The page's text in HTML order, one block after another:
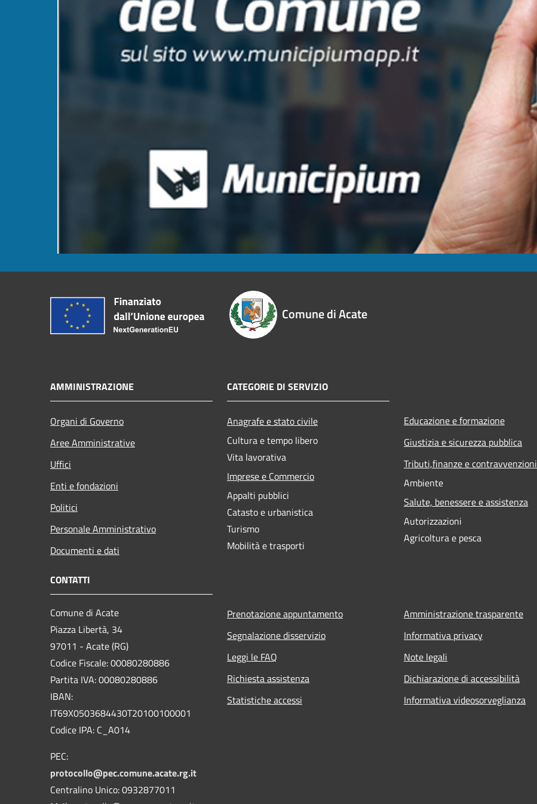
Comune di Acate
AMMINISTRAZIONE
Organi di Governo
Aree Amministrative
Uffici
Enti e fondazioni
Politici
Personale Amministrativo
Documenti e dati
CATEGORIE DI SERVIZIO
Anagrafe e stato civile
Cultura e tempo libero
Vita lavorativa
Imprese e Commercio
Appalti pubblici
Catasto e urbanistica
Turismo
Mobilità e trasporti
Educazione e formazione
Giustizia e sicurezza pubblica
Tributi,finanze e contravvenzioni
Ambiente
Salute, benessere e assistenza
Autorizzazioni
Agricoltura e pesca
CONTATTI
Comune di Acate
Piazza Libertà, 34
97011 - Acate (RG)
Codice Fiscale: 00080280886
Partita IVA: 00080280886
IBAN:
IT69X0503684430T20100100001
Codice IPA: C_A014
PEC:
protocollo@pec.comune.acate.rg.it
Centralino Unico: 0932877011
Prenotazione appuntamento
Segnalazione disservizio
Leggi le FAQ
Richiesta assistenza
Statistiche accessi
Amministrazione trasparente
Informativa privacy
Note legali
Dichiarazione di accessibilità
Informativa videosorveglianza